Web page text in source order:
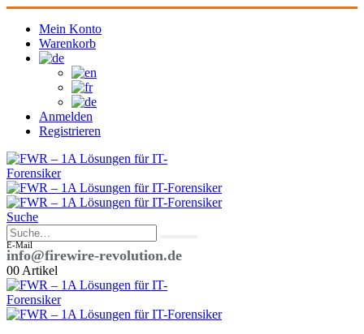
Mein Konto
Warenkorb
Anmelden
Registrieren
Suche
E-Mail
info@firewire-revolution.de
00 Artikel